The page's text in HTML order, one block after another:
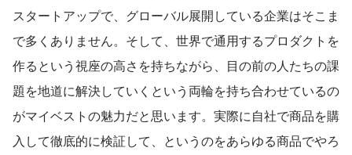
スタートアップで、グローバル展開している企業はそこま
で多くありません。そして、世界で通用するプロダクトを
作るという視座の高さを持ちながら、目の前の人たちの課
題を地道に解決していくという両輪を持ち合わせているの
がマイベストの魅力だと思います。実際に自社で商品を購
入して徹底的に検証して、というのをあらゆる商品でやろ